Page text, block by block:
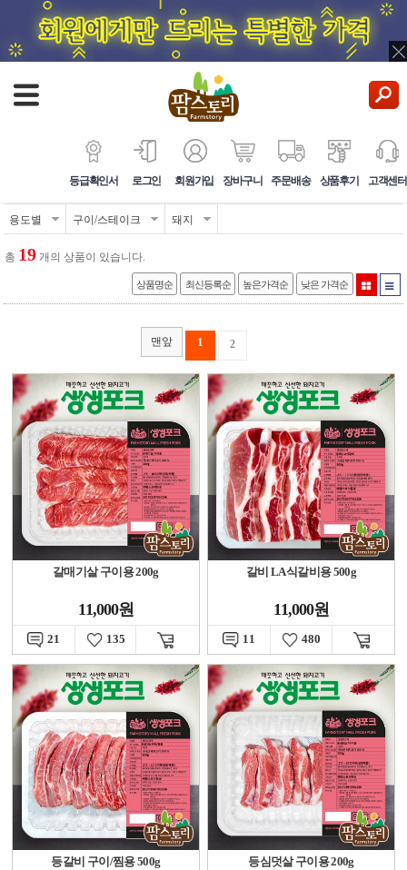
등급확인서 로그인 회원가입 장바구니 주문배송 상품후기 고객센터
용도별 구이/스테이크 돼지
총 19 개의 상품이 있습니다.
상품명순 최신등록순 높은가격순 낮은 가격순
맨앞 1 2
갈매기살 구이용 200g
11,000원
21 135
갈비 LA식갈비용 500g
11,000원
11 480
등갈비 구이/찜용 500g 등심덧살 구이용 200g